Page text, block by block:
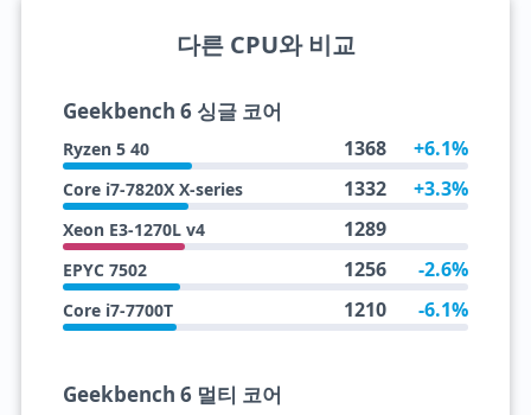
다른 CPU와 비교
Geekbench 6 싱글 코어
Ryzen 5 40 1368 +6.1%
Core i7-7820X X-series 1332 +3.3%
Xeon E3-1270L v4 1289
EPYC 7502 1256 -2.6%
Core i7-7700T 1210 -6.1%
Geekbench 6 멀티 코어